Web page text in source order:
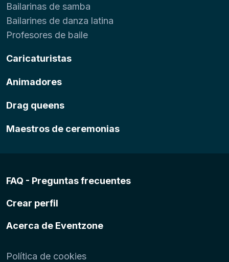
Bailarinas de samba
Bailarines de danza latina
Profesores de baile
Caricaturistas
Animadores
Drag queens
Maestros de ceremonias
FAQ - Preguntas frecuentes
Crear perfil
Acerca de Eventzone
Política de cookies